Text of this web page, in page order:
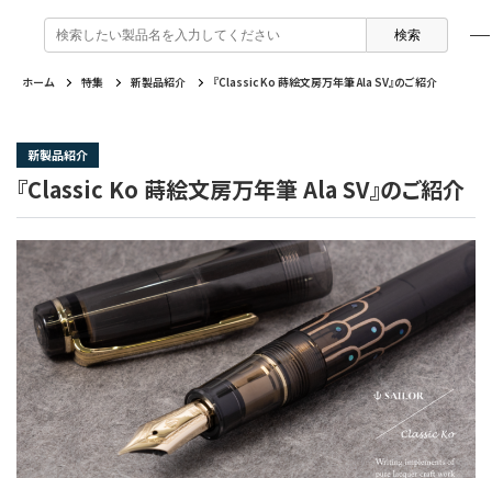
検
索
:
製品情報
万年筆 ・ インク
ボールペン
シャープペンシル
複合筆記具
マーキングペン
ふでペン
企業情報
セーラー万年筆について
採用情報
IR・CSR情報
企業情報
特集
トピックスを読む
動画コンテンツを見る
特集
よくあるご質問
カテゴリから選ぶ
芯の交換・補充方法について
よくあるご質問
ホーム 特集 新製品紹介 『Classic Ko 蒔絵文房万年筆 Ala SV』のご紹介
新製品紹介
『Classic Ko 蒔絵文房万年筆 Ala SV』のご紹介